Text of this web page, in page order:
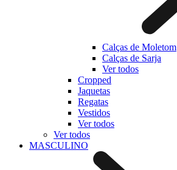
Calças de Moletom
Calças de Sarja
Ver todos
Cropped
Jaquetas
Regatas
Vestidos
Ver todos
Ver todos
MASCULINO